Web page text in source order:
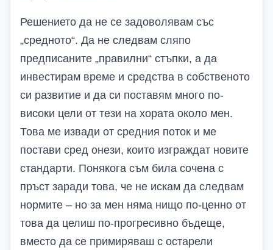
Решението да не се задоволявам със
„средното“. Да не следвам сляпо
предписаните „правилни“ стъпки, а да
инвестирам време и средства в собственото
си развитие и да си поставям много по-
високи цели от тези на хората около мен.
Това ме извади от средния поток и ме
постави сред онези, които изграждат новите
стандарти. Понякога съм била сочена с
пръст заради това, че не искам да следвам
нормите – но за мен няма нищо по-ценно от
това да целиш по-прогресивно бъдеще,
вместо да се примиряваш с остарели